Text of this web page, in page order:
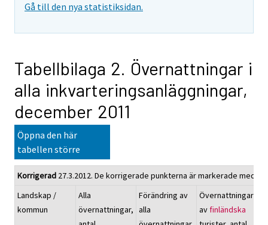
Gå till den nya statistiksidan.
Tabellbilaga 2. Övernattningar i
alla inkvarteringsanläggningar,
december 2011
Öppna den här
tabellen större
Korrigerad 27.3.2012. De korrigerade punkterna är markerade med
Landskap /
kommun
Alla
övernattningar,
Förändring av
alla
Övernattningarna
av finländska